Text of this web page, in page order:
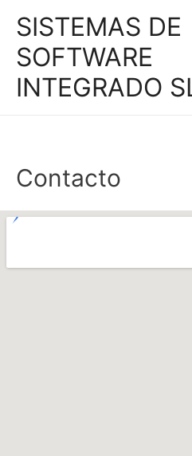
SISTEMAS DE
SOFTWARE
INTEGRADO
Contacto